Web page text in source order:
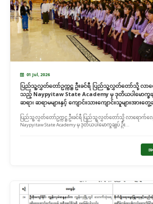
01 Jul, 2026
ပြည်သူ့လွှတ်တော်ဥက္ကဋ္ဌ ဦးခင်ရီ ပြည်သူ့လွှတ်တော်သို့ လာ
သည့် Naypyitaw State Academy မှ ဒုတိယပါမောက္
ဆရာ၊ ဆရာမများနှင့် ကျောင်းသားကျောင်းသူများအားတွ
ပြည်သူ့လွှတ်တော်ဥက္ကဋ္ဌ ဦးခင်ရီ ပြည်သူ့လွှတ်တော်သို့ လာရောက်
Naypyitaw State Academy မှ ဒုတိယပါမောက္ခချုပ် ဦး...
အ